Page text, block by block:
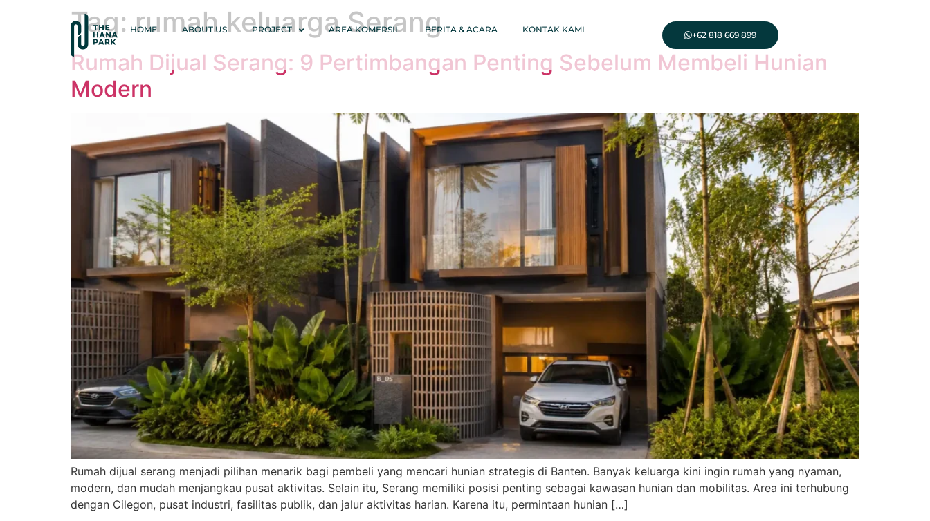
HOME ABOUT US PROJECT AREA KOMERSIL BERITA & ACARA KONTAK KAMI
+62 818 669 899
Tag:rumah keluarga Serang
Rumah Dijual Serang: 9 Pertimbangan Penting Sebelum Membeli Hunian
Modern
Rumah dijual serang menjadi pilihan menarik bagi pembeli yang mencari hunian strategis di Banten. Banyak keluarga kini ingin rumah yang nyaman,
modern, dan mudah menjangkau pusat aktivitas. Selain itu, Serang memiliki posisi penting sebagai kawasan hunian dan mobilitas. Area ini terhubung
dengan Cilegon, pusat industri, fasilitas publik, dan jalur aktivitas harian. Karena itu, permintaan hunian […]